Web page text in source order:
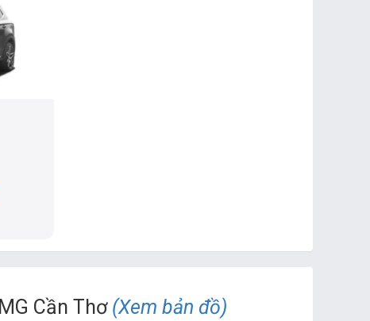
MG Cần Thơ (Xem bản đồ)